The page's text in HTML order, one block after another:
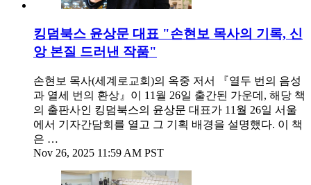
킹덤북스 윤상문 대표 "손현보 목사의 기록, 신
앙 본질 드러낸 작품"
손현보 목사(세계로교회)의 옥중 저서 『열두 번의 음성
과 열세 번의 환상』이 11월 26일 출간된 가운데, 해당 책
의 출판사인 킹덤북스의 윤상문 대표가 11월 26일 서울
에서 기자간담회를 열고 그 기획 배경을 설명했다. 이 책
은 …
Nov 26, 2025 11:59 AM PST